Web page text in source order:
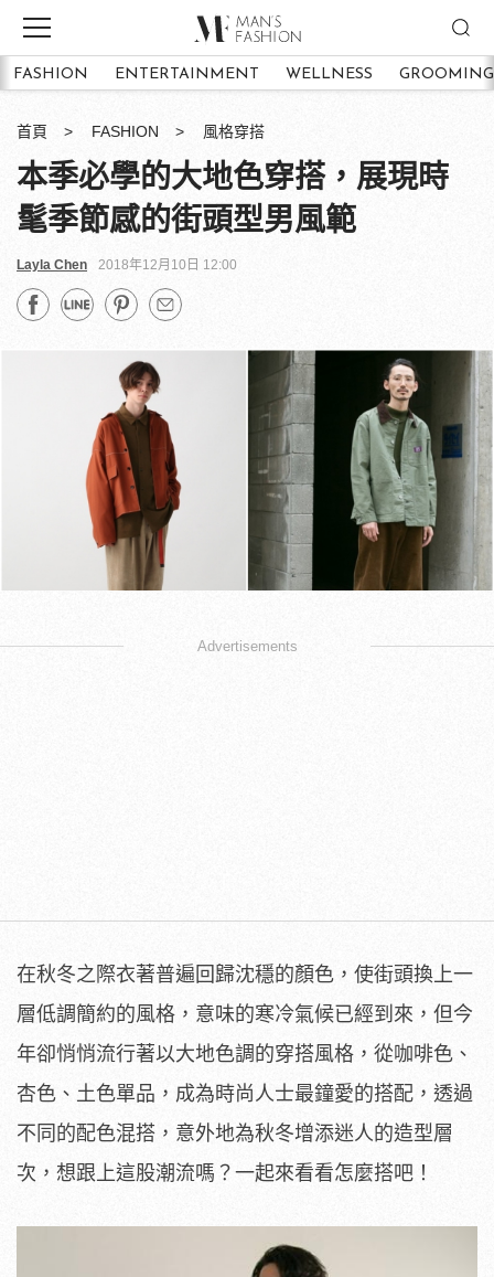
FASHION ENTERTAINMENT WELLNESS GROOMING
首頁 FASHION 風格穿搭
本季必學的大地色穿搭，展現時
髦季節感的街頭型男風範
Layla Chen 2018年12月10日 12:00
Advertisements
在秋冬之際衣著普遍回歸沈穩的顏色，使街頭換上一
層低調簡約的風格，意味的寒冷氣候已經到來，但今
年卻悄悄流行著以大地色調的穿搭風格，從咖啡色、
杏色、土色單品，成為時尚人士最鐘愛的搭配，透過
不同的配色混搭，意外地為秋冬增添迷人的造型層
次，想跟上這股潮流嗎？一起來看看怎麼搭吧！